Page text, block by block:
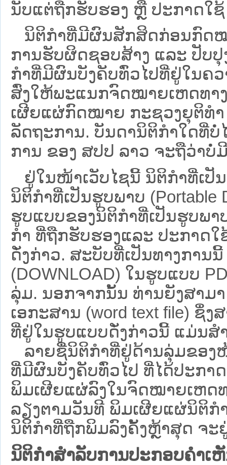
ນັບແຕ່ຖືກຮັບຮອງ ຫຼື ປະກາດໃຊ້
ນິ​ຕິ​ກຳ​ທີ່​ມີ​ຜົນ​ສັກ​ສິດ​ກ່ອນ​ກົດ​ໝ
ການ​ຮັບ​ຜິດ​ຊອບ​ສ້າງ ແລະ ປັບ​
ກໍາທີ່ມີຜົນບັງຄັບທົ່ວໄປທີ່ຢູ່ໃນຄ
ສົ່ງໃຫ້​ພະແນກຈົດ​ໝາຍ​ເຫດ​ທາ
ເຜີຍແຜ່ກົດໝາຍ ກະຊວງຍຸຕິທໍ
ລັດຖະການ. ບັນ​ດາ​ນິ​ຕິ​ກຳ​ໃດ​ທີ່
ການ ຂອງ ສປ​ປ ລາວ ​ຈະຖື​ວ່າ
ຢູ່ໃນໜ້າ​ເວັບ​ໄຊ​ນີ້ ນິຕິກຳທີ່ເປັ
ນິຕິກໍາທີ່ເປັນຮູບພາບ (Portable
ຮູບແບບຂອງນິຕິກໍາທີ່ເປັນຮູບພ
ກໍາ ທີ່ຖືກຮັບຮອງແລະ ປະກາດ
ດັ່ງກ່າວ. ສະບັບທີ່ເປັນທາງການ
(DOWNLOAD) ໃນຮູບແບບ
ລຸ່ມ. ນອກຈາກນັ້ນ ທ່ານຍັງສາມ
ເອກະສານ (word text file) ຊຶ່
ທີ່ຢູ່ໃນຮູບແບບດັ່ງກ່າວນີ້ ແມ່ນສ
ລາຍຊື່ນິຕິກຳທີ່ຢູ່ດ້ານລຸ່ມຂອງ
ທີ່ມີຜົນບັງຄັບທົ່ວໄປ ທີ່ໄດ້ປະກ
ພິມເຜີຍແຜ່ລົງໃນຈົດໝາຍເຫດ
ລຽງຕາມວັນທີ ພິມເຜີຍແຜ່ນິຕິກ
ນິຕິກຳທີ່ຖືກພິມລົງຄັ້ງຫຼ້າສຸດ ຈະ
ນິຕິກຳສຳລັບການປະກອບຄຳເ